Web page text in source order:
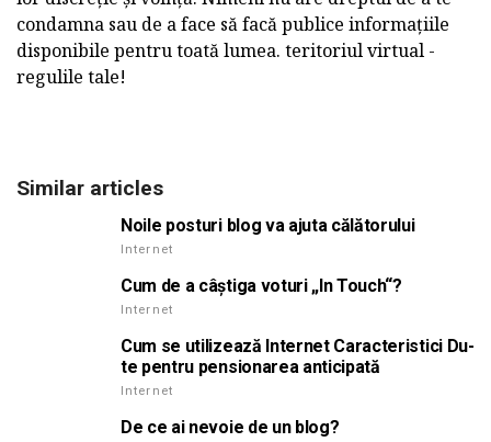
condamna sau de a face să facă publice informațiile
disponibile pentru toată lumea. teritoriul virtual -
regulile tale!
Similar articles
Noile posturi blog va ajuta călătorului
Internet
Cum de a câștiga voturi „In Touch“?
Internet
Cum se utilizează Internet Caracteristici Du-
te pentru pensionarea anticipată
Internet
De ce ai nevoie de un blog?